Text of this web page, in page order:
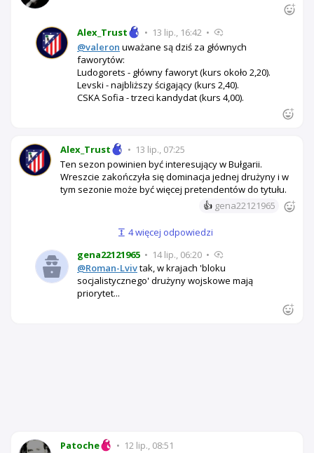
Alex_Trust • 13 lip., 16:42 •
@valeron uważane są dziś za głównych
faworytów:
Ludogorets - główny faworyt (kurs około 2,20).
Levski - najbliższy ścigający (kurs 2,40).
CSKA Sofia - trzeci kandydat (kurs 4,00).
Alex_Trust • 13 lip., 07:25
Ten sezon powinien być interesujący w Bułgarii.
Wreszcie zakończyła się dominacja jednej drużyny i w
tym sezonie może być więcej pretendentów do tytułu.
👍 gena22121965
4 więcej odpowiedzi
gena22121965 • 14 lip., 06:20 •
@Roman-Lvivtak, w krajach 'bloku
socjalistycznego' drużyny wojskowe mają
priorytet...
Patoche • 12 lip., 08:51